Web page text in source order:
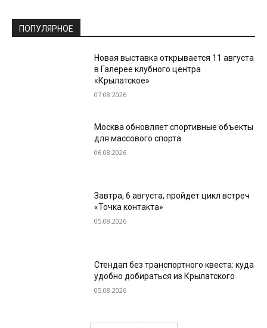
ПОПУЛЯРНОЕ
Новая выставка открывается 11 августа
в Галерее клубного центра
«Крылатское»
07.08.2026
Москва обновляет спортивные объекты
для массового спорта
06.08.2026
Завтра, 6 августа, пройдет цикл встреч
«Точка контакта»
05.08.2026
Стендап без транспортного квеста: куда
удобно добираться из Крылатского
05.08.2026